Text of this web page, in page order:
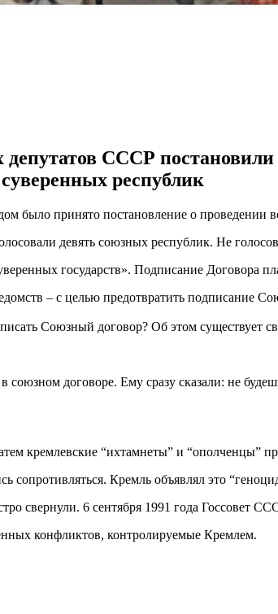
СССР
республик
было принято постановление о проведении
девять союзных республик. Не
государств». Подписание Договора
– с целью предотвратить подписание
Союзный договор? Об этом существует
союзном договоре. Ему сразу сказали: не
кремлевские “ихтамнеты” и “ополченцы”
Кремль объявлял это
свернули. 6 сентября 1991 года Госсовет
конфликтов, контролируемые Кремлем.